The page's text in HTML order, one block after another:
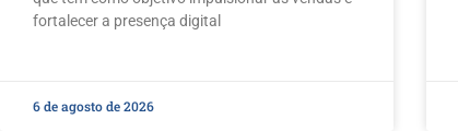
fortalecer a presença digital
6 de agosto de 2026